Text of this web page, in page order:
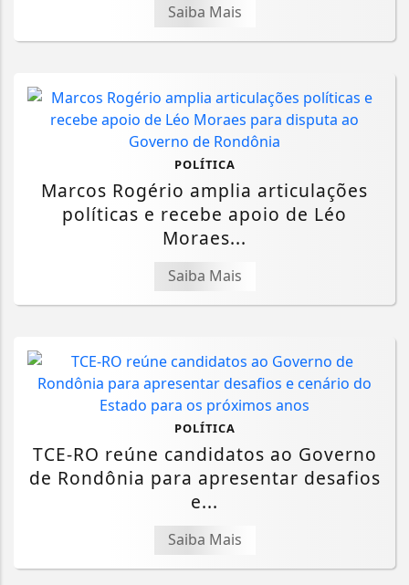
Saiba Mais
POLÍTICA
Marcos Rogério amplia articulações
políticas e recebe apoio de Léo
Moraes...
Saiba Mais
POLÍTICA
TCE-RO reúne candidatos ao Governo
de Rondônia para apresentar desafios
e...
Saiba Mais